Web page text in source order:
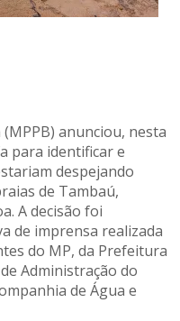
anunciou, nesta
para identificar e
despejando
de Tambaú,
A decisão foi
de imprensa realizada
do MP, da Prefeitura
Administração do
de Água e